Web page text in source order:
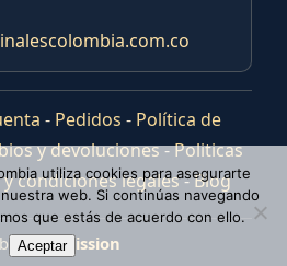
- Pedidos - Política de
y devoluciones-Politicas
condiciones legales-Blog
Tras Mission
utiliza cookies para asegurarte
web. Si continúas navegando
que estás de acuerdo con ello.
Aceptar